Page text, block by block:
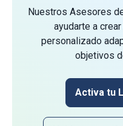
Nuestros Asesores
ayudarte a
personalizado
objetivos
Activa tu